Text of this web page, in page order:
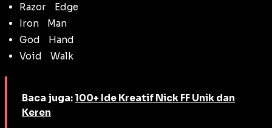
RazorᅠEdge
IronᅠMan
GodᅠHand
VoidᅠWalk
Baca juga: 100+ Ide Kreatif Nick FF Unik dan
Keren